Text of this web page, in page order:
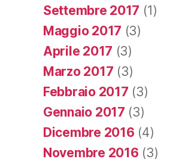
Settembre 2017 (1)
Maggio 2017 (3)
Aprile 2017 (3)
Marzo 2017 (3)
Febbraio 2017 (3)
Gennaio 2017 (3)
Dicembre 2016 (4)
Novembre 2016 (3)